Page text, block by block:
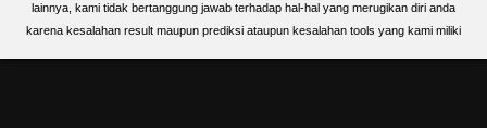
lainnya, kami tidak bertanggung jawab terhadap hal-hal yang merugikan diri anda
karena kesalahan result maupun prediksi ataupun kesalahan tools yang kami miliki